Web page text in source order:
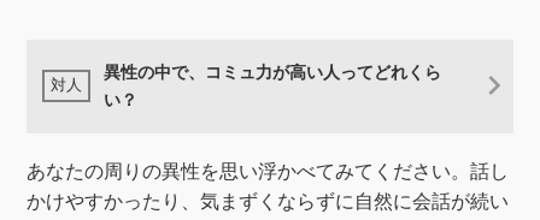
異性の中で、コミュ力が高い人ってどれくら
い？
あなたの周りの異性を思い浮かべてみてください。話し
かけやすかったり、気まずくならずに自然に会話が続い